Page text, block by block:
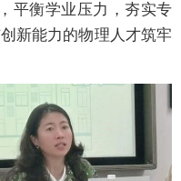
平衡学业压力，夯实专
新能力的物理人才筑牢